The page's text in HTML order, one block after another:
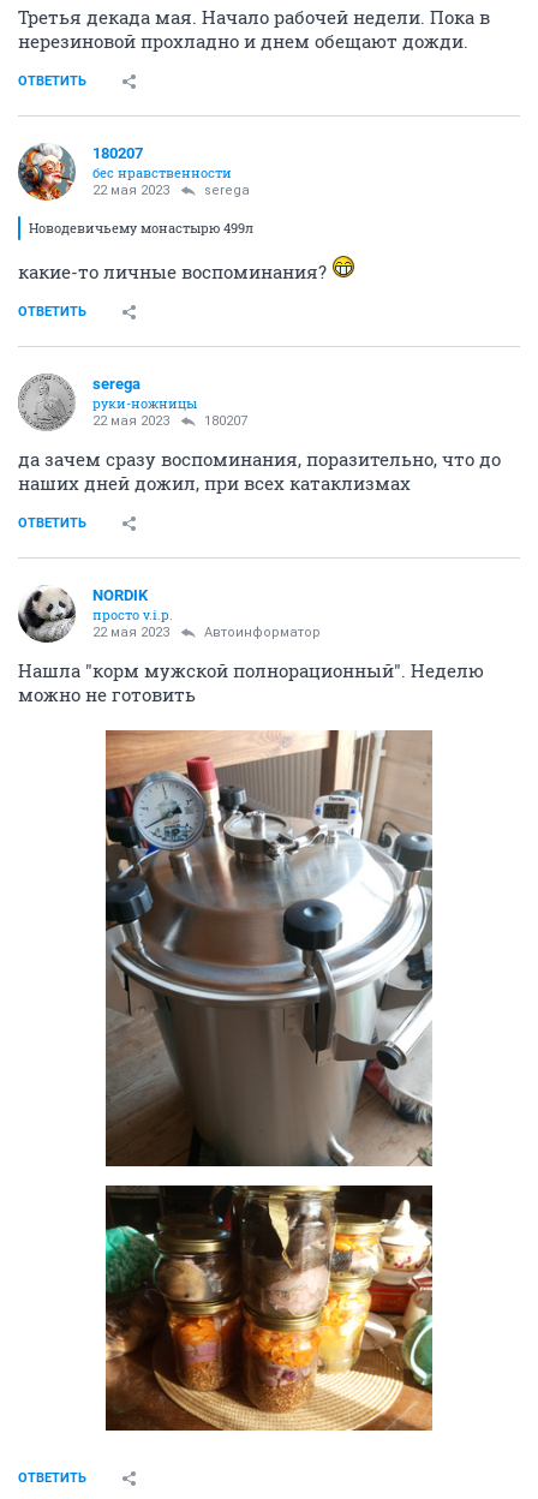
Третья декада мая. Начало рабочей недели. Пока в
нерезиновой прохладно и днем обещают дожди.
ОТВЕТИТЬ
180207
бес нравственности
22 мая 2023 serega
Новодевичьему монастырю 499л
какие-то личные воспоминания?
ОТВЕТИТЬ
serega
руки-ножницы
22 мая 2023 180207
да зачем сразу воспоминания, поразительно, что до
наших дней дожил, при всех катаклизмах
ОТВЕТИТЬ
NORDIK
просто v.i.p.
22 мая 2023 Автоинформатор
Нашла "корм мужской полнорационный". Неделю
можно не готовить
ОТВЕТИТЬ